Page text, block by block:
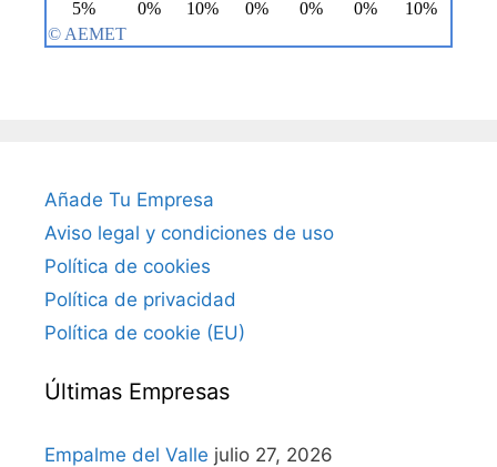
Añade Tu Empresa
Aviso legal y condiciones de uso
Política de cookies
Política de privacidad
Política de cookie (EU)
Últimas Empresas
Empalme del Valle julio 27, 2026